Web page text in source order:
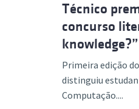
Técnico
concurso
knowledge?”
Primeira edição
distinguiu
Computação....